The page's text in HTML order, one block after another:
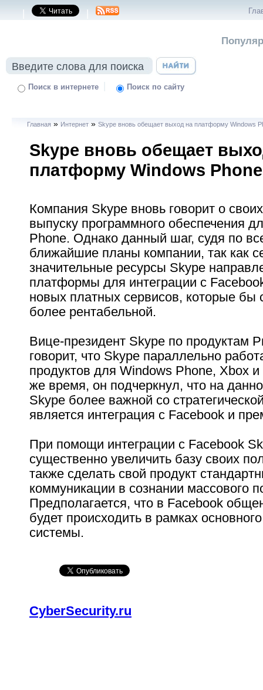
| |
Поиск в интернете | Поиск по сайту
Главная » Интернет »Skype вновь обещает выход на платформу Windows
Skype вновь обещает
платформу Windows
Компания Skype вновь говорит о
выпуску программного обеспечения
Phone. Однако данный шаг, судя по
ближайшие планы компании, так как
значительные ресурсы Skype
платформы для интеграции с
новых платных сервисов, которые бы
более рентабельной.
Вице-президент Skype по продуктам
говорит, что Skype параллельно
продуктов для Windows Phone, Xbox
же время, он подчеркнул, что на
Skype более важной со
является интеграция с Facebook и
При помощи интеграции с Facebook
существенно увеличить базу своих
также сделать свой продукт
коммуникации в сознании массового
Предполагается, что в Facebook
будет происходить в рамках
системы.
CyberSecurity.ru